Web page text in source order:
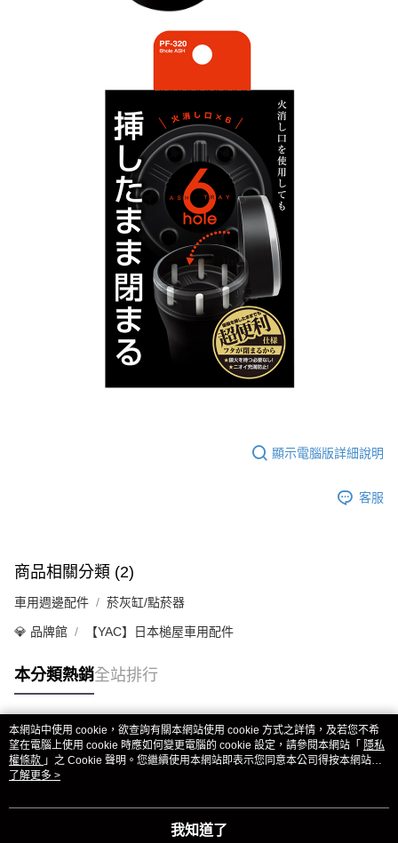
顯示電腦版詳細說明
客服
商品相關分類 (2)
車用週邊配件 菸灰缸/點菸器
💎 品牌館 【YAC】日本槌屋車用配件
本分類熱銷全站排行
熱門標籤
本網站中使用 cookie，欲查詢有關本網站使用 cookie 方式之詳情，及若您不希
望在電腦上使用 cookie 時應如何變更電腦的 cookie 設定，請參閱本網站「 隱私
權條款 」之 Cookie 聲明。您繼續使用本網站即表示您同意本公司得按本網站使
用條款之 Cookie 聲明使用 cookie。
了解更多 >
我知道了